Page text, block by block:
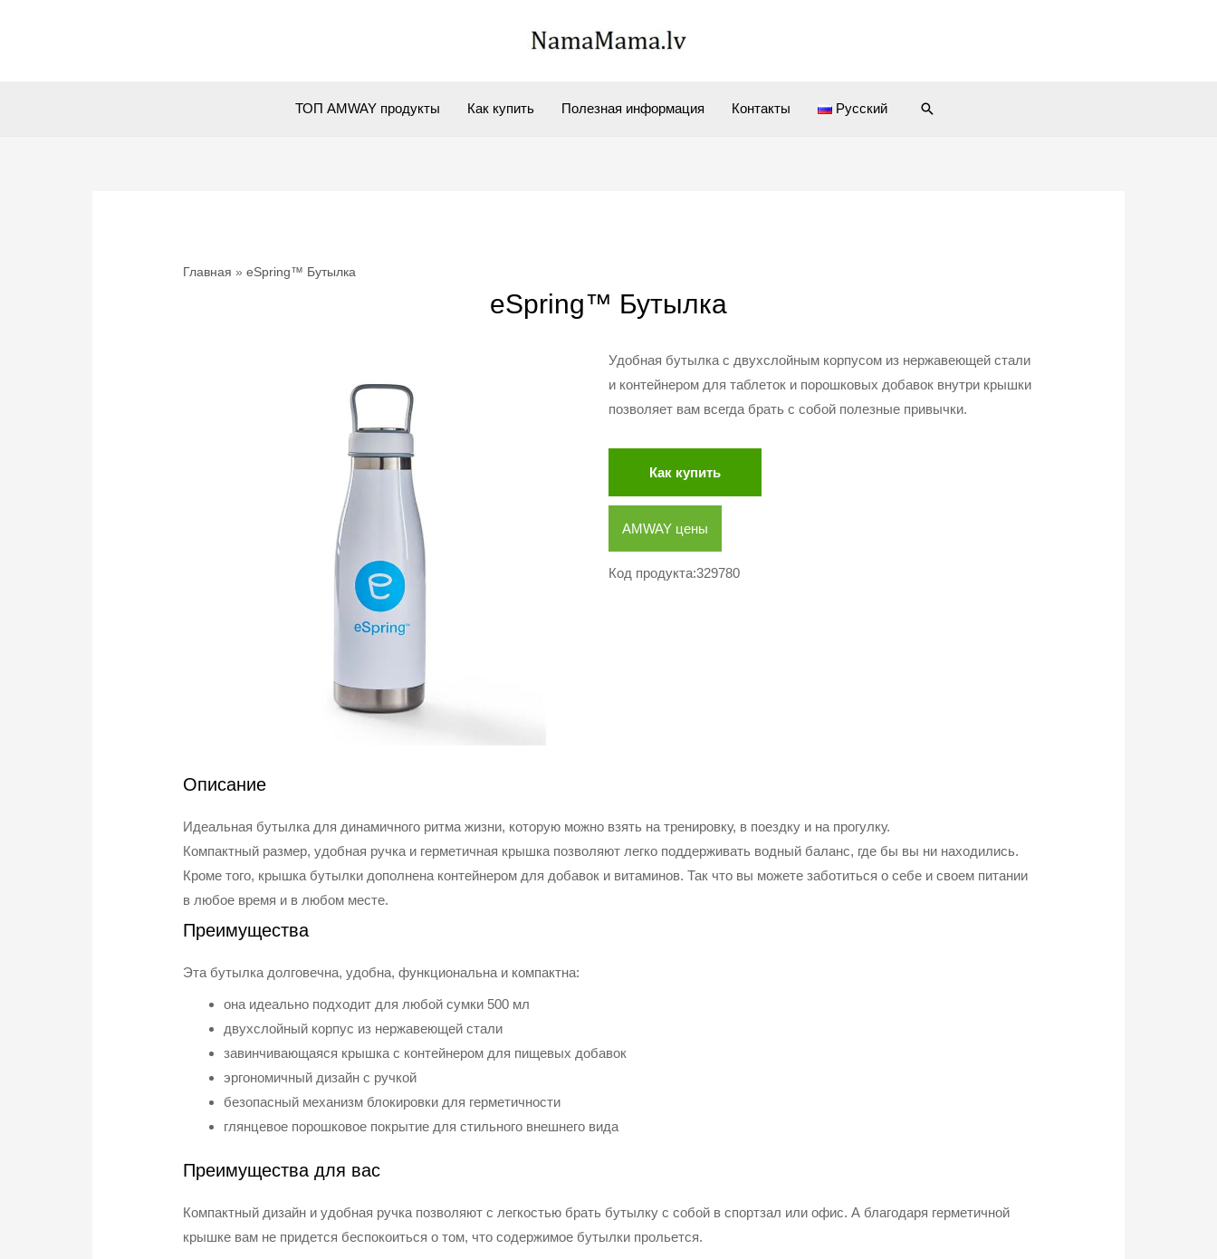
ТОП AMWAY продукты Как купить Полезная информация Контакты Русский Поиск
Главная eSpring™ Бутылка
eSpring™ Бутылка
Удобная бутылка с двухслойным корпусом из нержавеющей стали
и контейнером для таблеток и порошковых добавок внутри крышки
позволяет вам всегда брать с собой полезные привычки.
Как купить
AMWAY цены
Код продукта:329780
Описание
Идеальная бутылка для динамичного ритма жизни, которую можно взять на тренировку, в поездку и на прогулку.
Компактный размер, удобная ручка и герметичная крышка позволяют легко поддерживать водный баланс, где бы вы ни находились.
Кроме того, крышка бутылки дополнена контейнером для добавок и витаминов. Так что вы можете заботиться о себе и своем питании
в любое время и в любом месте.
Преимущества
Эта бутылка долговечна, удобна, функциональна и компактна:
она идеально подходит для любой сумки 500 мл
двухслойный корпус из нержавеющей стали
завинчивающаяся крышка с контейнером для пищевых добавок
эргономичный дизайн с ручкой
безопасный механизм блокировки для герметичности
глянцевое порошковое покрытие для стильного внешнего вида
Преимущества для вас
Компактный дизайн и удобная ручка позволяют с легкостью брать бутылку с собой в спортзал или офис. А благодаря герметичной
крышке вам не придется беспокоиться о том, что содержимое бутылки прольется.